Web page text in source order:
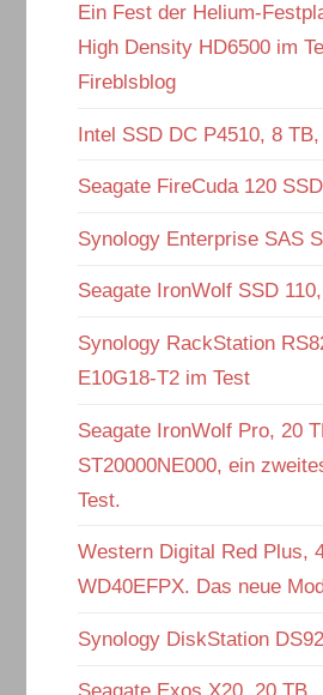
Ein Fest der Helium-
High Density HD6500 im
Fireblsblog
Intel SSD DC P4510, 8
Seagate FireCuda 120
Synology Enterprise SAS
Seagate IronWolf SSD
Synology RackStation
E10G18-T2 im Test
Seagate IronWolf Pro, 20
ST20000NE000, ein
Test.
Western Digital Red Plus,
WD40EFPX. Das neue
Synology DiskStation